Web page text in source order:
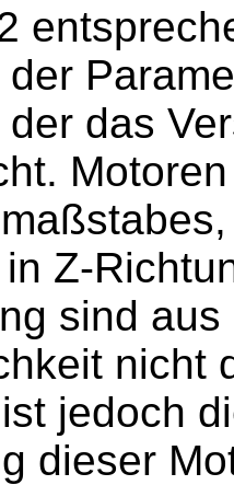
das
Z-
sind
nicht
jedoch
dieser